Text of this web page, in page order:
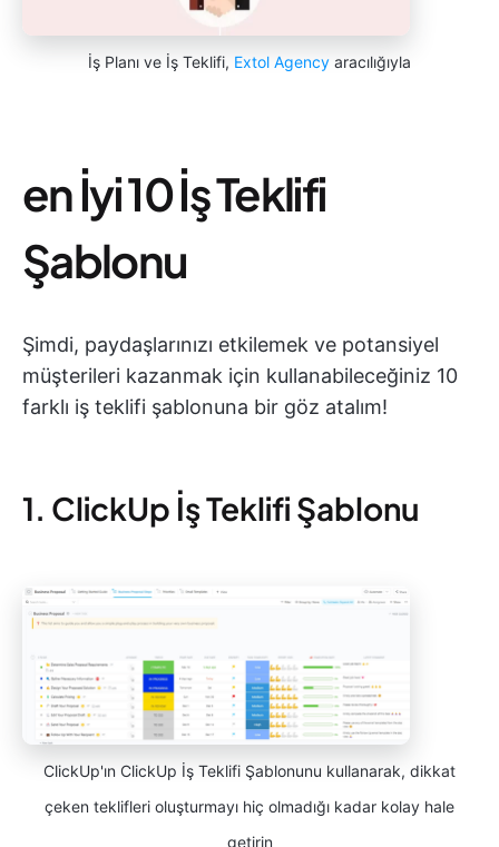
İş Planı ve İş Teklifi, Extol Agency aracılığıyla
en İyi 10 İş Teklifi
Şablonu
Şimdi, paydaşlarınızı etkilemek ve potansiyel
müşterileri kazanmak için kullanabileceğiniz 10
farklı iş teklifi şablonuna bir göz atalım!
1. ClickUp İş Teklifi Şablonu
ClickUp'ın ClickUp İş Teklifi Şablonunu kullanarak, dikkat
çeken teklifleri oluşturmayı hiç olmadığı kadar kolay hale
getirin